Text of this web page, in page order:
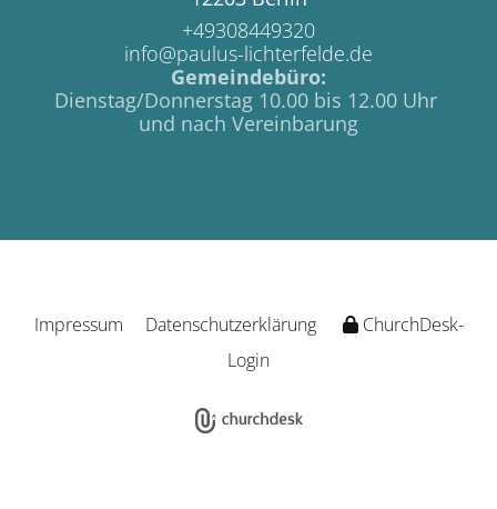
+49308449320
info@paulus-lichterfelde.de
Gemeindebüro:
Dienstag/Donnerstag 10.00 bis 12.00 Uhr
und nach Vereinbarung
Impressum Datenschutzerklärung
ChurchDesk-
Login